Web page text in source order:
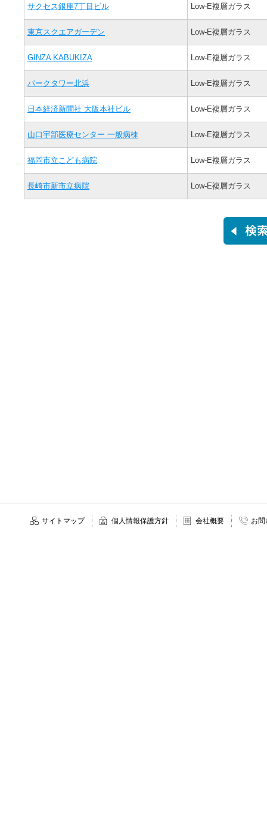
サクセス銀座7丁目ビル Low-E複層ガラス
東京スクエアガーデン Low-E複層ガラス
GINZA KABUKIZA Low-E複層ガラス
パークタワー北浜 Low-E複層ガラス
日本経済新聞社 大阪本社ビル Low-E複層ガラス
山口宇部医療センター 一般病棟 Low-E複層ガラス
福岡市立こども病院 Low-E複層ガラス
長崎市新市立病院 Low-E複層ガラス
サイトマップ 個人情報保護方針 会社概要 お